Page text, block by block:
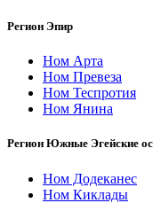
Регион Эпир
Ном Арта
Ном Превеза
Ном Теспротия
Ном Янина
Регион Южные Эгейские
Ном Додеканес
Ном Киклады